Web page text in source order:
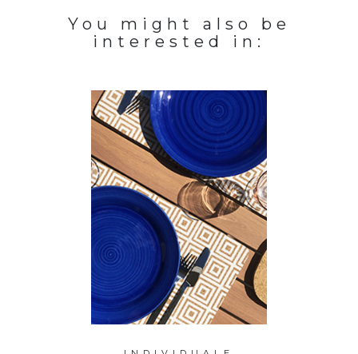
You might also be
interested in: